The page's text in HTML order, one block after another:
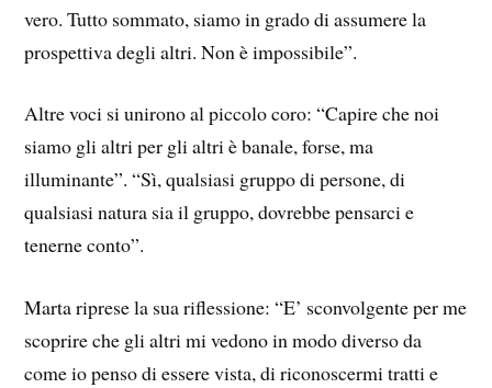
vero. Tutto sommato, siamo in grado di assumere la
prospettiva degli altri. Non è impossibile”.
Altre voci si unirono al piccolo coro: “Capire che noi
siamo gli altri per gli altri è banale, forse, ma
illuminante”. “Sì, qualsiasi gruppo di persone, di
qualsiasi natura sia il gruppo, dovrebbe pensarci e
tenerne conto”.
Marta riprese la sua riflessione: “E’ sconvolgente per me
scoprire che gli altri mi vedono in modo diverso da
come io penso di essere vista, di riconoscermi tratti e